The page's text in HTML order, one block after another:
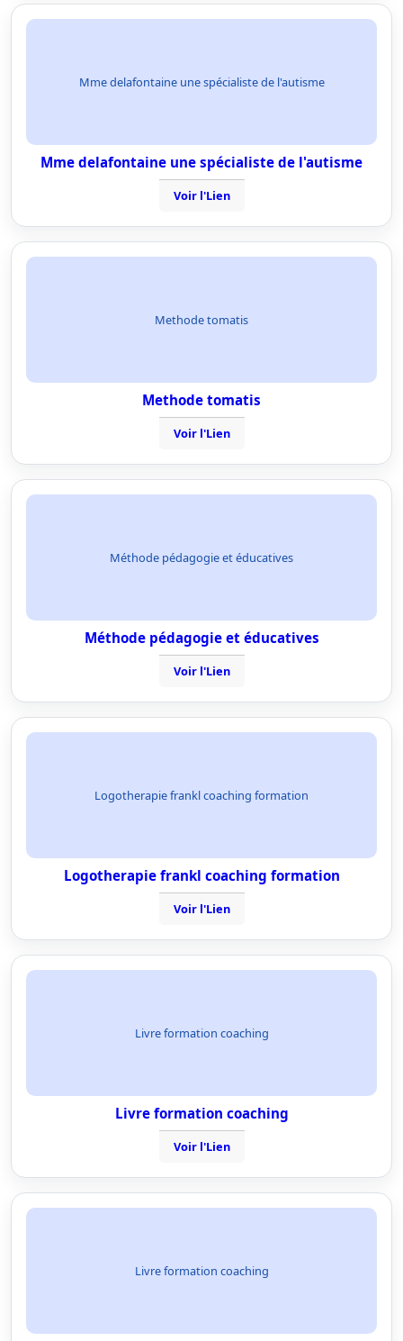
Mme delafontaine une spécialiste de l'autisme
Mme delafontaine une spécialiste de l'autisme
Voir l'Lien
Methode tomatis
Methode tomatis
Voir l'Lien
Méthode pédagogie et éducatives
Méthode pédagogie et éducatives
Voir l'Lien
Logotherapie frankl coaching formation
Logotherapie frankl coaching formation
Voir l'Lien
Livre formation coaching
Livre formation coaching
Voir l'Lien
Livre formation coaching